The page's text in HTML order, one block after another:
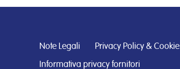
Note Legali Privacy Policy & Cookie
Informativa privacy fornitori